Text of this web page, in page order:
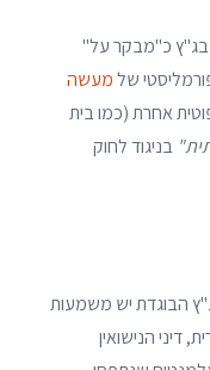
בג"ץ כ"מבקר על"
שלמעשה
אחרת (כמו בית
בניגוד לחוק
הבוגדת יש משמעות
דיני הנישואין